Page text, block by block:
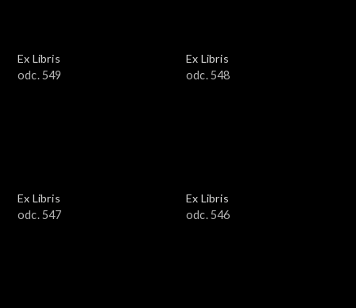
Ex Libris
odc. 549
Ex Libris
odc. 548
Ex Libris
odc. 547
Ex Libris
odc. 546